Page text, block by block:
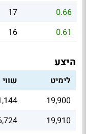
0.66
17
0.61
16
היצע
לימיט שווי
19,900
19,910